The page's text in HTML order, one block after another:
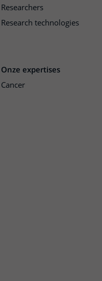
Researchers
Research technologies
Onze expertises
Cancer